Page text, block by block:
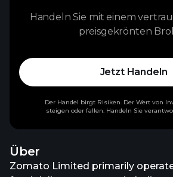
Über
Zomato Limited primarily
Handeln Sie mit einem
preisgekrönten
Jetzt Handeln
Der Handel birgt Risiken. Der Wert von
steigen oder fallen. Handeln Sie